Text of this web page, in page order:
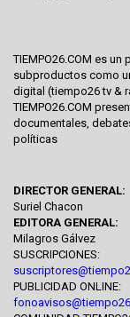
TIEMPO26.COM es
subproductos como
digital (tiempo26 tv &
TIEMPO26.COM
documentales,
políticas
DIRECTOR GENERAL:
Suriel Chacon
EDITORA GENERAL:
Milagros Gálvez
SUSCRIPCIONES:
PUBLICIDAD ONLINE: